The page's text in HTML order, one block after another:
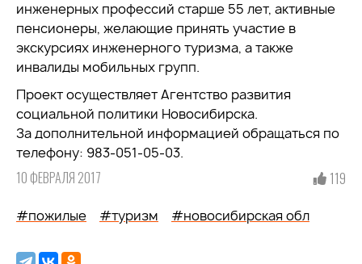
инженерных профессий старше 55 лет, активные
пенсионеры, желающие принять участие в
экскурсиях инженерного туризма, а также
инвалиды мобильных групп.
Проект осуществляет Агентство развития
социальной политики Новосибирска.
За дополнительной информацией обращаться по
телефону: 983-051-05-03.
10 ФЕВРАЛЯ 2017 119
#пожилые #туризм #новосибирская обл